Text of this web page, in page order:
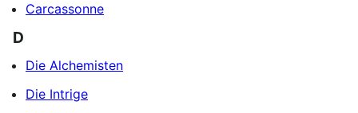
Carcassonne
D
Die Alchemisten
Die Intrige